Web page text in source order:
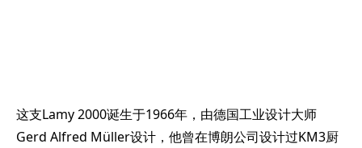
这支Lamy 2000诞生于1966年，由德国工业设计大师
Gerd Alfred Müller设计，他曾在博朗公司设计过KM3厨